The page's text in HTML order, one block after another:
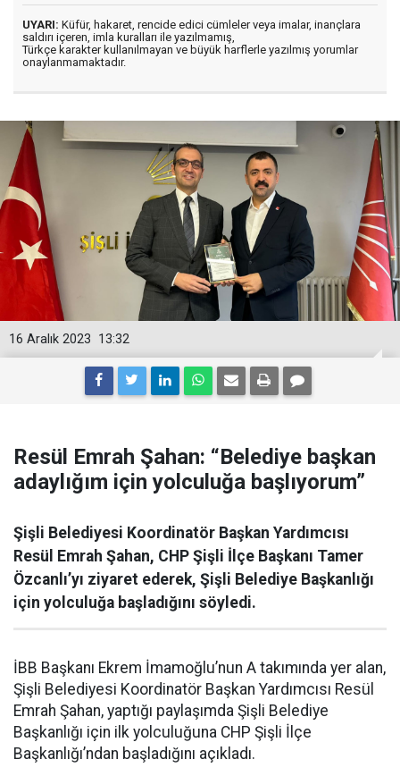
UYARI: Küfür, hakaret, rencide edici cümleler veya imalar, inançlara
saldırı içeren, imla kuralları ile yazılmamış,
Türkçe karakter kullanılmayan ve büyük harflerle yazılmış yorumlar
onaylanmamaktadır.
13:32
16 Aralık 2023
Resül Emrah Şahan: “Belediye başkan
adaylığım için yolculuğa başlıyorum”
Şişli Belediyesi Koordinatör Başkan Yardımcısı
Resül Emrah Şahan, CHP Şişli İlçe Başkanı Tamer
Özcanlı’yı ziyaret ederek, Şişli Belediye Başkanlığı
için yolculuğa başladığını söyledi.
İBB Başkanı Ekrem İmamoğlu’nun A takımında yer alan,
Şişli Belediyesi Koordinatör Başkan Yardımcısı Resül
Emrah Şahan, yaptığı paylaşımda Şişli Belediye
Başkanlığı için ilk yolculuğuna CHP Şişli İlçe
Başkanlığı’ndan başladığını açıkladı.